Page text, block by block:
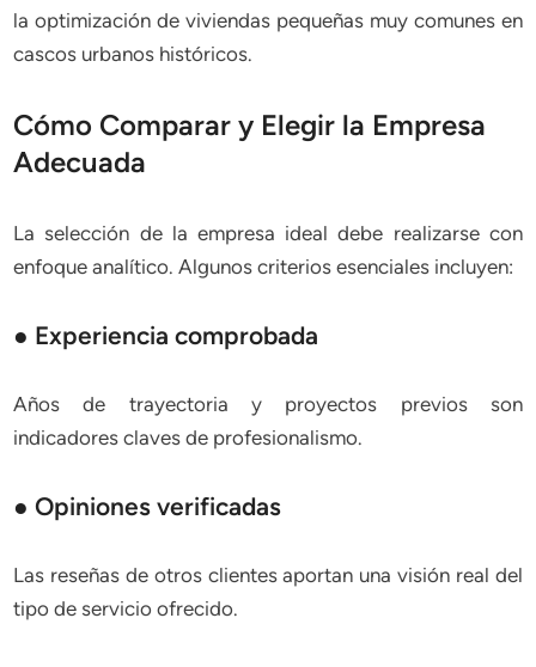
la optimización de viviendas pequeñas muy comunes en
cascos urbanos históricos.
Cómo Comparar y Elegir la Empresa
Adecuada
La selección de la empresa ideal debe realizarse con
enfoque analítico. Algunos criterios esenciales incluyen:
● Experiencia comprobada
Años de trayectoria y proyectos previos son
indicadores claves de profesionalismo.
● Opiniones verificadas
Las reseñas de otros clientes aportan una visión real del
tipo de servicio ofrecido.